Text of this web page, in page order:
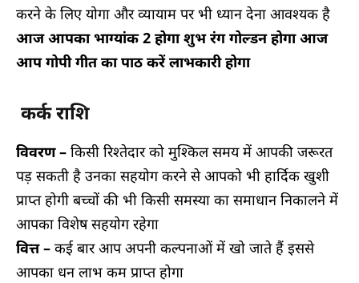
करने के लिए योगा और व्यायाम पर भी ध्यान देना आवश्यक है
आज आपका भाग्यांक 2 होगा शुभ रंग गोल्डन होगा आज
आप गोपी गीत का पाठ करें लाभकारी होगा
कर्क राशि
विवरण – किसी रिश्तेदार को मुश्किल समय में आपकी जरूरत
पड़ सकती है उनका सहयोग करने से आपको भी हार्दिक खुशी
प्राप्त होगी बच्चों की भी किसी समस्या का समाधान निकालने में
आपका विशेष सहयोग रहेगा
वित्त – कई बार आप अपनी कल्पनाओं में खो जाते हैं इससे
आपका धन लाभ कम प्राप्त होगा